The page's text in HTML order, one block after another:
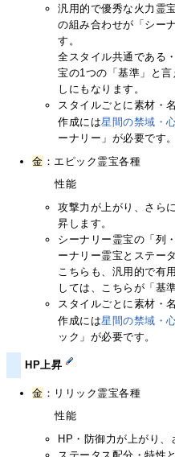
汎用的で優秀な火力霊
の組み合わせが「シー
す。
全スタイル共通である
宝の1つの「基準」と
しにもなります。
スタイルごとに素材・
作成には星間の禁域・
ーナリー」が必要です。
金 ：エピック霊宝各種
性能
攻撃力が上がり、さら
昇します。
シーナリー霊宝の「列
ーナリー霊宝とステー
こちらも、汎用的で有
しては、こちらが「基
スタイルごとに素材・
作成には星間の禁域・
ック」が必要です。
HP上昇
金 ：リリック霊宝各種
性能
HP・防御力が上がり、